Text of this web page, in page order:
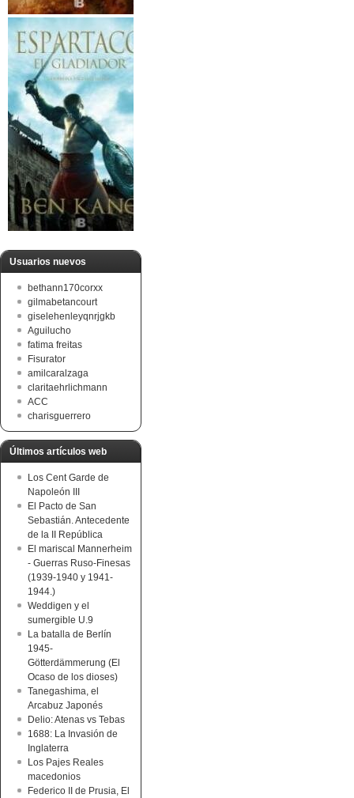
Usuarios nuevos
bethann170corxx
gilmabetancourt
giselehenleyqnrjgkb
Aguilucho
fatima freitas
Fisurator
amilcaralzaga
claritaehrlichmann
ACC
charisguerrero
Últimos artículos web
Los Cent Garde de
Napoleón III
El Pacto de San
Sebastián. Antecedente
de la II República
El mariscal Mannerheim
- Guerras Ruso-Finesas
(1939-1940 y 1941-
1944.)
Weddigen y el
sumergible U.9
La batalla de Berlín
1945-
Götterdämmerung (El
Ocaso de los dioses)
Tanegashima, el
Arcabuz Japonés
Delio: Atenas vs Tebas
1688: La Invasión de
Inglaterra
Los Pajes Reales
macedonios
Federico II de Prusia, El